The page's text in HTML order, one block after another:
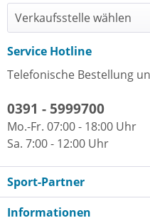
Service Hotline
Telefonische Bestellung
0391 - 5999700
Mo.-Fr. 07:00 - 18:00 Uhr
Sa. 7:00 - 12:00 Uhr
Sport-Partner
Informationen